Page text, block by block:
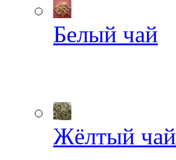
Белый чай
Жёлтый чай